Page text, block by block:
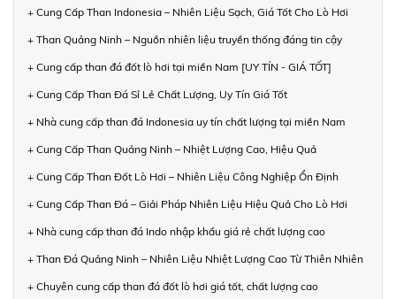
+ Cung Cấp Than Indonesia – Nhiên Liệu Sạch, Giá Tốt Cho Lò Hơi
+ Than Quảng Ninh – Nguồn nhiên liệu truyền thống đáng tin cậy
+ Cung cấp than đá đốt lò hơi tại miền Nam [UY TÍN - GIÁ TỐT]
+ Cung Cấp Than Đá Sỉ Lẻ Chất Lượng, Uy Tín Giá Tốt
+ Nhà cung cấp than đá Indonesia uy tín chất lượng tại miền Nam
+ Cung Cấp Than Quảng Ninh – Nhiệt Lượng Cao, Hiệu Quả
+ Cung Cấp Than Đốt Lò Hơi – Nhiên Liệu Công Nghiệp Ổn Định
+ Cung Cấp Than Đá – Giải Pháp Nhiên Liệu Hiệu Quả Cho Lò Hơi
+ Nhà cung cấp than đá Indo nhập khẩu giá rẻ chất lượng cao
+ Than Đá Quảng Ninh – Nhiên Liệu Nhiệt Lượng Cao Từ Thiên Nhiên
+ Chuyên cung cấp than đá đốt lò hơi giá tốt, chất lượng cao